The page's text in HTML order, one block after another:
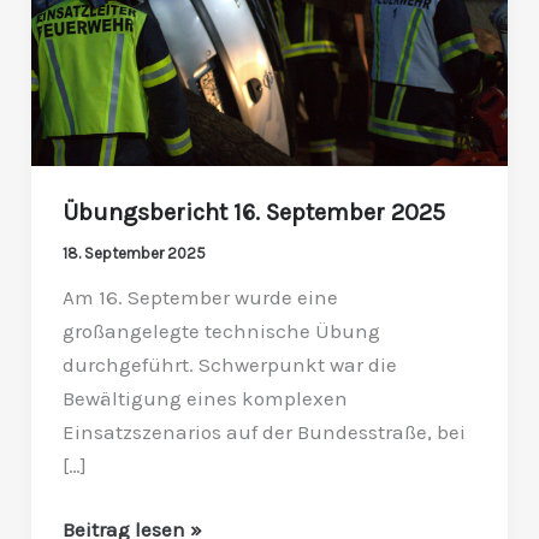
Übungsbericht 16. September 2025
18. September 2025
Am 16. September wurde eine
großangelegte technische Übung
durchgeführt. Schwerpunkt war die
Bewältigung eines komplexen
Einsatzszenarios auf der Bundesstraße, bei
[…]
Beitrag lesen »